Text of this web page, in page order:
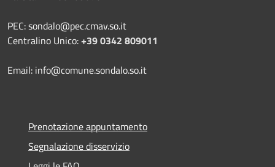
PEC: sondalo@pec.cmav.so.it
Centralino Unico:+39 0342 809011
Email: info@comune.sondalo.so.it
Prenotazione appuntamento
Segnalazione disservizio